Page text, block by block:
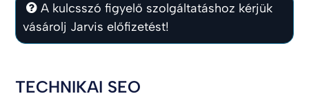
A kulcsszó figyelő szolgáltatáshoz kérjük
vásárolj Jarvis előfizetést!
TECHNIKAI SEO